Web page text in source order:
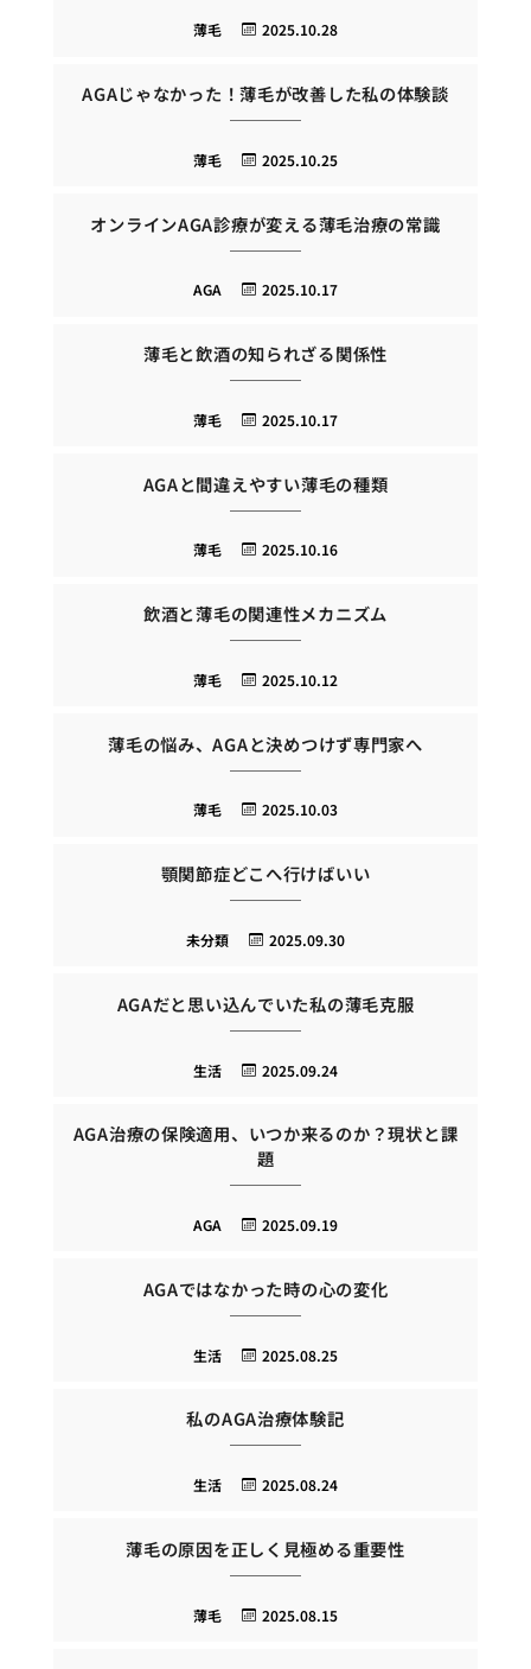
2025.10.28
薄毛
AGAじゃなかった！薄毛が改善した私の体験談
2025.10.25
薄毛
オンラインAGA診療が変える薄毛治療の常識
2025.10.17
AGA
薄毛と飲酒の知られざる関係性
2025.10.17
薄毛
AGAと間違えやすい薄毛の種類
2025.10.16
薄毛
飲酒と薄毛の関連性メカニズム
2025.10.12
薄毛
薄毛の悩み、AGAと決めつけず専門家へ
2025.10.03
薄毛
顎関節症どこへ行けばいい
2025.09.30
未分類
AGAだと思い込んでいた私の薄毛克服
2025.09.24
生活
AGA治療の保険適用、いつか来るのか？現状と課
題
2025.09.19
AGA
AGAではなかった時の心の変化
2025.08.25
生活
私のAGA治療体験記
2025.08.24
生活
薄毛の原因を正しく見極める重要性
2025.08.15
薄毛